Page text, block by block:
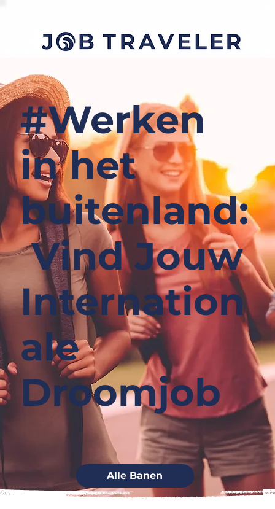
#Werken
in het
buitenland:
Vind Jouw
Internation
ale
Droomjob
Alle Banen